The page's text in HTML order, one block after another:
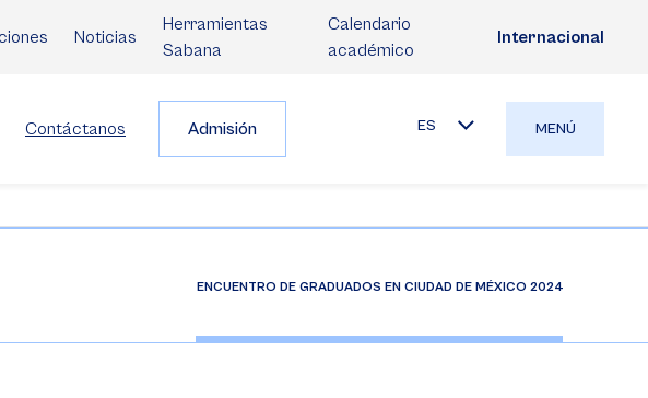
Noticias
Herramientas
Sabana
Calendario
académico
Internacional
Contáctanos Admisión ES MENÚ
ENCUENTRO DE GRADUADOS EN CIUDAD DE MÉXICO 2024